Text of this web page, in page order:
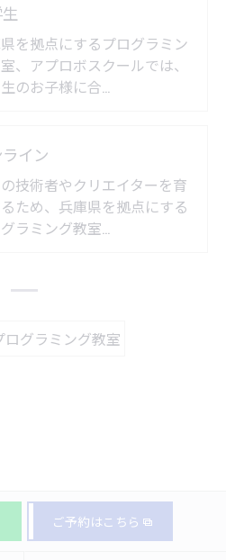
を拠点にするプログラミン
、アプロボスクールでは、
のお子様に合…
イン
技術者やクリエイターを育
ため、兵庫県を拠点にする
ラミング教室…
ログラミング教室
ご予約はこちら